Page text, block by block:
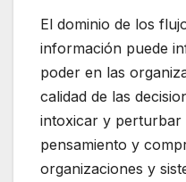
El dominio de los
información puede
poder en las
calidad de las
intoxicar y perturbar
pensamiento y
organizaciones y